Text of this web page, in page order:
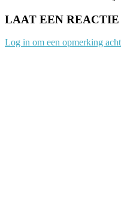
LAAT EEN
Log in om een opmerking